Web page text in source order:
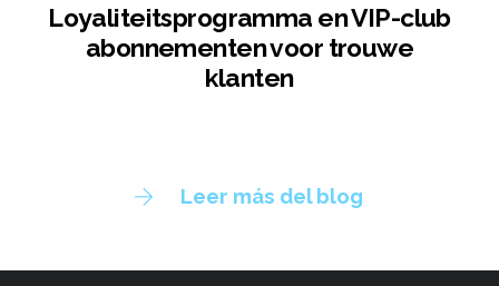
Loyaliteitsprogramma en VIP-club
abonnementen voor trouwe
klanten
Leer más del blog